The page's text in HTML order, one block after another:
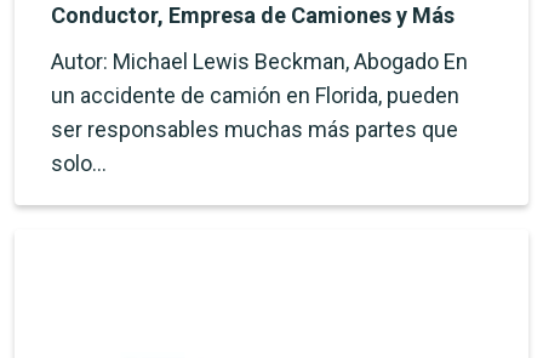
Conductor, Empresa de Camiones y Más
Autor: Michael Lewis Beckman, Abogado En
un accidente de camión en Florida, pueden
ser responsables muchas más partes que
solo…